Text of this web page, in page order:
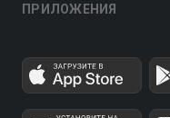
ПРИЛОЖЕНИЯ